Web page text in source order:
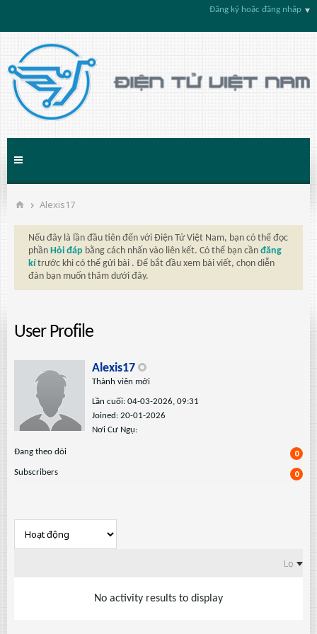
Đăng ký hoặc đăng nhập
Alexis17
Nếu đây là lần đầu tiên đến với Điện Tử Việt Nam, bạn có thể đọc
phần Hỏi đáp bằng cách nhấn vào liên kết. Có thể bạn cần đăng
kí trước khi có thể gửi bài . Để bắt đầu xem bài viết, chọn diễn
đàn bạn muốn thăm dưới đây.
User Profile
Alexis17
Thành viên mới
Lần cuối: 04-03-2026, 09:31
Joined: 20-01-2026
Nơi Cư Ngụ:
Ðang theo dõi 0
Subscribers 0
Lọc
No activity results to display